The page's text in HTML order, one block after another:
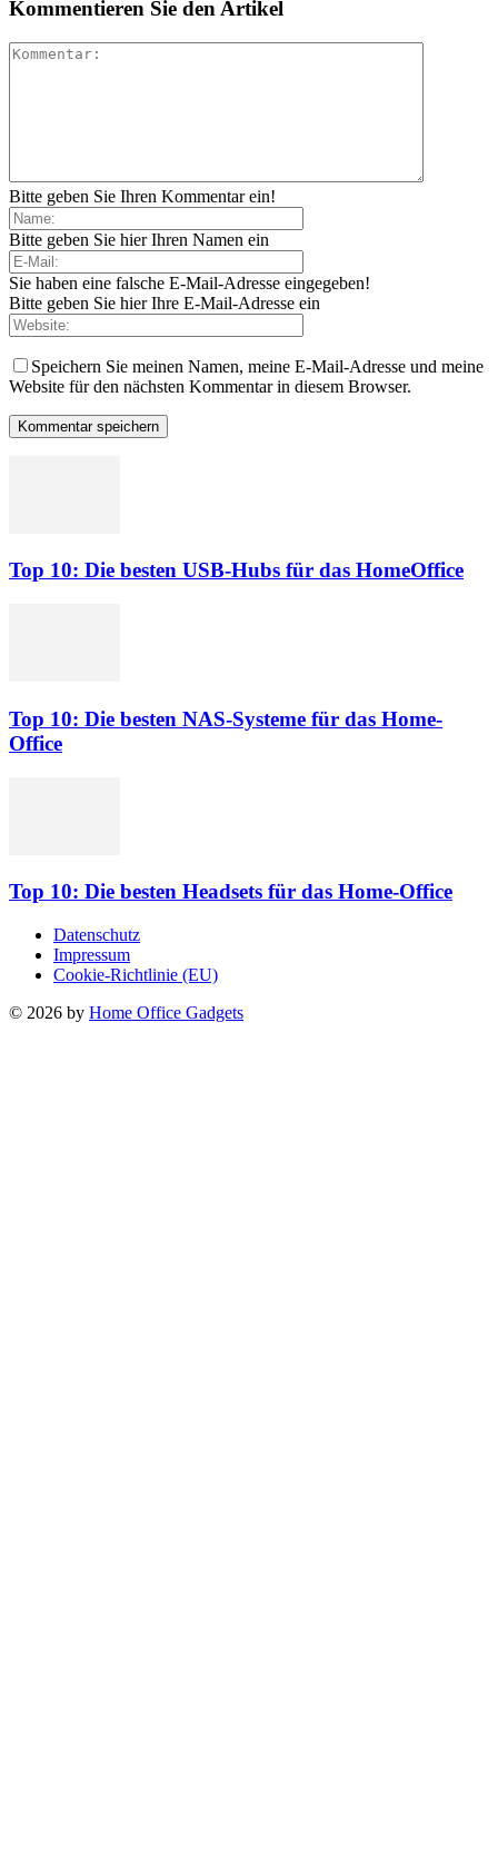
Kommentieren Sie den Artikel
Bitte geben Sie Ihren Kommentar ein!
Bitte geben Sie hier Ihren Namen ein
Sie haben eine falsche E-Mail-Adresse eingegeben!
Bitte geben Sie hier Ihre E-Mail-Adresse ein
Speichern Sie meinen Namen, meine E-Mail-Adresse und meine
Website für den nächsten Kommentar in diesem Browser.
Top 10: Die besten USB-Hubs für das HomeOffice
Top 10: Die besten NAS-Systeme für das Home-
Office
Top 10: Die besten Headsets für das Home-Office
Datenschutz
Impressum
Cookie-Richtlinie (EU)
© 2026 by Home Office Gadgets